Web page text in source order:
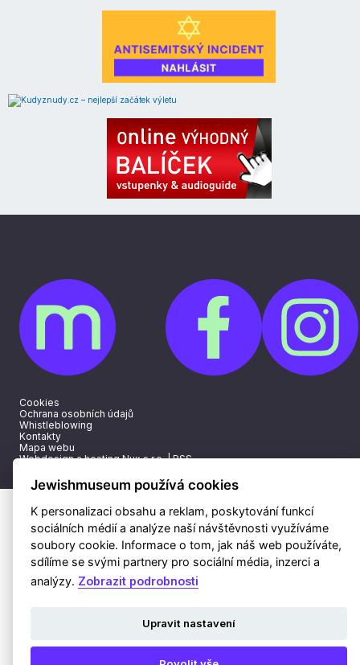
Cookies
Ochrana osobních údajů
Whistleblowing
Kontakty
Mapa webu
Webdesign a hosting Nux s.r.o. | RSS
Jewishmuseum používá cookies
K personalizaci obsahu a reklam, poskytování funkcí
sociálních médií a analýze naší návštěvnosti využíváme
soubory cookie. Informace o tom, jak náš web používáte,
sdílíme se svými partnery pro sociální média, inzerci a
analýzy. Zobrazit podrobnosti
Upravit nastavení